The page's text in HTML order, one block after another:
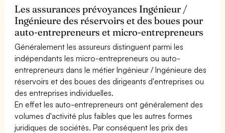
Les assurances prévoyances Ingénieur /
Ingénieure des réservoirs et des boues pour
auto-entrepreneurs et micro-entrepreneurs
Généralement les assureurs distinguent parmi les
indépendants les micro-entrepreneurs ou auto-
entrepreneurs dans le métier Ingénieur / Ingénieure des
réservoirs et des boues des dirigeants d'entreprises ou
des entreprises individuelles.
En effet les auto-entrepreneurs ont généralement des
volumes d'activité plus faibles que les autres formes
juridiques de sociétés. Par conséquent les prix des